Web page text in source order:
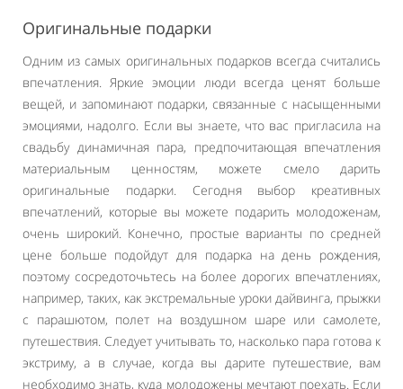
Оригинальные подарки
Одним из самых оригинальных подарков всегда считались
впечатления. Яркие эмоции люди всегда ценят больше
вещей, и запоминают подарки, связанные с насыщенными
эмоциями, надолго. Если вы знаете, что вас пригласила на
свадьбу динамичная пара, предпочитающая впечатления
материальным ценностям, можете смело дарить
оригинальные подарки. Сегодня выбор креативных
впечатлений, которые вы можете подарить молодоженам,
очень широкий. Конечно, простые варианты по средней
цене больше подойдут для подарка на день рождения,
поэтому сосредоточьтесь на более дорогих впечатлениях,
например, таких, как экстремальные уроки дайвинга, прыжки
с парашютом, полет на воздушном шаре или самолете,
путешествия. Следует учитывать то, насколько пара готова к
экстриму, а в случае, когда вы дарите путешествие, вам
необходимо знать, куда молодожены мечтают поехать. Если